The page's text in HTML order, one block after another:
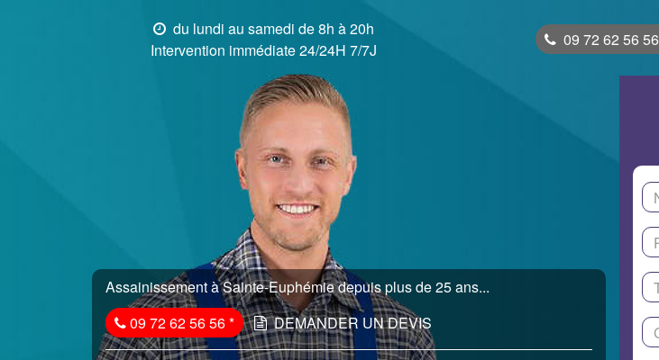
du lundi au samedi de 8h à 20h
Intervention immédiate 24/24H 7/7J
09 72 62 56 56
Assainissement à Sainte-Euphémie depuis plus de 25 ans...
09 72 62 56 56* DEMANDER UN DEVIS